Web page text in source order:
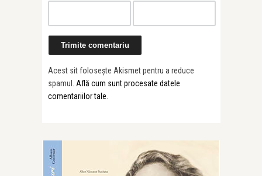
Acest sit folosește Akismet pentru a reduce
spamul. Află cum sunt procesate datele
comentariilor tale